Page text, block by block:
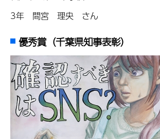
3年 間宮 理央 さん
優秀賞（千葉県知事表彰）